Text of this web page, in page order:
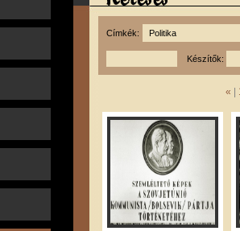
Címkék:
Készítők:
« |